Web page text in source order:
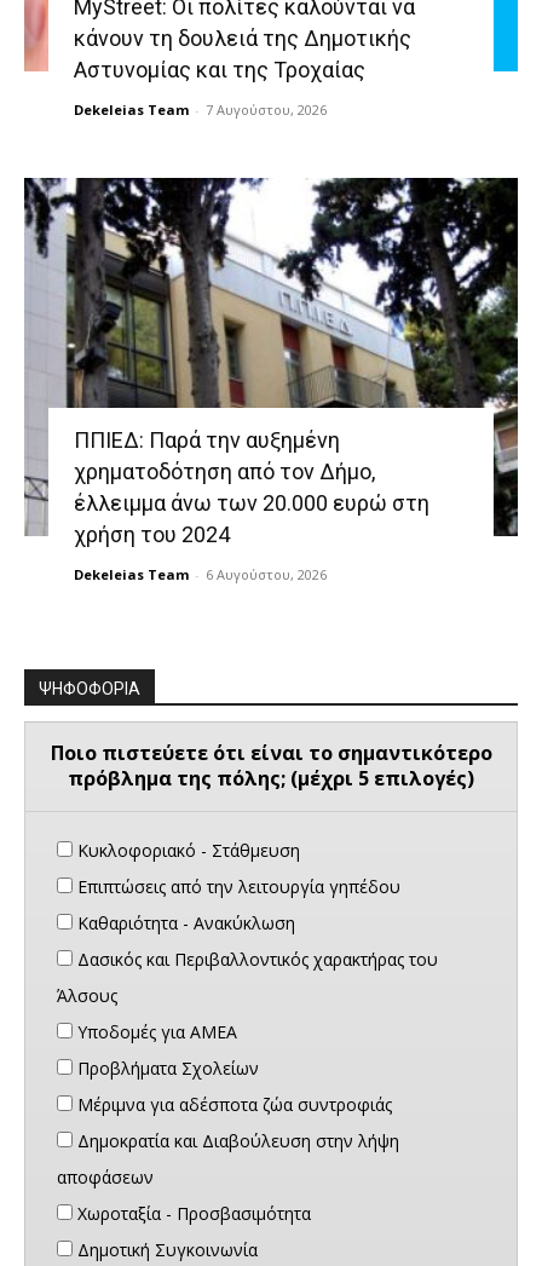
MyStreet: Οι πολίτες καλούνται να
κάνουν τη δουλειά της Δημοτικής
Αστυνομίας και της Τροχαίας
Dekeleias Team - 7 Αυγούστου, 2026
ΠΠΙΕΔ: Παρά την αυξημένη
χρηματοδότηση από τον Δήμο,
έλλειμμα άνω των 20.000 ευρώ στη
χρήση του 2024
Dekeleias Team - 6 Αυγούστου, 2026
ΨΗΦΟΦΟΡΙΑ
Ποιο πιστεύετε ότι είναι το σημαντικότερο
πρόβλημα της πόλης; (μέχρι 5 επιλογές)
Κυκλοφοριακό - Στάθμευση
Επιπτώσεις από την λειτουργία γηπέδου
Καθαριότητα - Ανακύκλωση
Δασικός και Περιβαλλοντικός χαρακτήρας του
Άλσους
Υποδομές για ΑΜΕΑ
Προβλήματα Σχολείων
Μέριμνα για αδέσποτα ζώα συντροφιάς
Δημοκρατία και Διαβούλευση στην λήψη
αποφάσεων
Χωροταξία - Προσβασιμότητα
Δημοτική Συγκοινωνία